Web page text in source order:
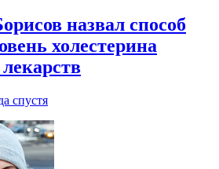
назвал способ
холестерина
спустя